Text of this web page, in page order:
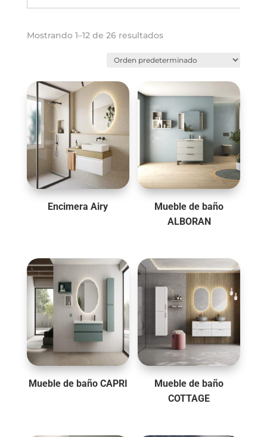
Mostrando 1–12 de 26 resultados
Encimera Airy
Mueble de baño
ALBORAN
Mueble de baño CAPRI
Mueble de baño
COTTAGE